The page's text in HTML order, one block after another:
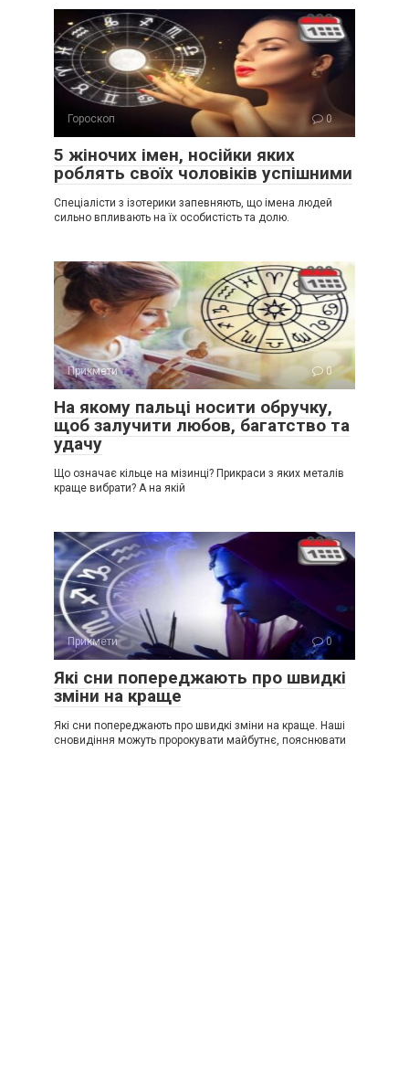
Гороскоп 0
5 жіночих імен, носійки яких
роблять своїх чоловіків успішними
Спеціалісти з ізотерики запевняють, що імена людей
сильно впливають на їх особистість та долю.
Прикмети 0
На якому пальці носити обручку,
щоб залучити любов, багатство та
удачу
Що означає кільце на мізинці? Прикраси з яких металів
краще вибрати? А на якій
Прикмети 0
Які сни попереджають про швидкі
зміни на краще
Які сни попереджають про швидкі зміни на краще. Наші
сновидіння можуть пророкувати майбутнє, пояснювати